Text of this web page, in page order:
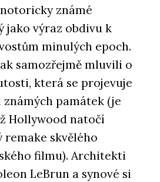
známé
jako výraz obdivu k
minulých epoch.
samozřejmě mluvili o
která se projevuje
památek (je
Hollywood natočí
remake skvělého
filmu). Architekti
LeBrun a synové si